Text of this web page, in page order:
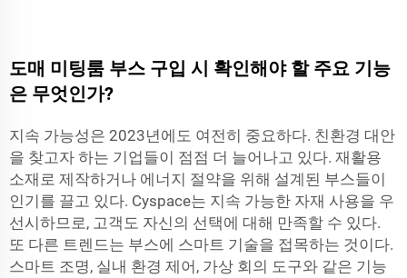
도매 미팅룸 부스 구입 시 확인해야 할 주요 기능
은 무엇인가?
지속 가능성은 2023년에도 여전히 중요하다. 친환경 대안
을 찾고자 하는 기업들이 점점 더 늘어나고 있다. 재활용
소재로 제작하거나 에너지 절약을 위해 설계된 부스들이
인기를 끌고 있다. Cyspace는 지속 가능한 자재 사용을 우
선시하므로, 고객도 자신의 선택에 대해 만족할 수 있다.
또 다른 트렌드는 부스에 스마트 기술을 접목하는 것이다.
스마트 조명, 실내 환경 제어, 가상 회의 도구와 같은 기능